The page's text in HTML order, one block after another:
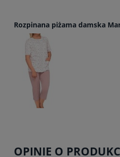
Rozpinana piżama damska
OPINIE O